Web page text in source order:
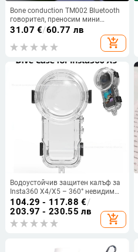
Bone conduction TM002 Bluetooth
говорител, преносим мини
субуфер, метално тяло; Bluetooth
5.3, честотен диапазон 100 Hz–
20 kHz, SNR ≥75 dB, 3 W, IPX6
31.07 €/60.77 лв
add_shopping_cart
Водоустойчив защитен калъф за
Insta360 X4/X5 – 360° невидим
дизайн, защита при гмуркане,
материал PC/PMMA, включен
антизамъгляващ лист
104.29 - 117.88 €/
203.97 - 230.55 лв
add_shopping_cart